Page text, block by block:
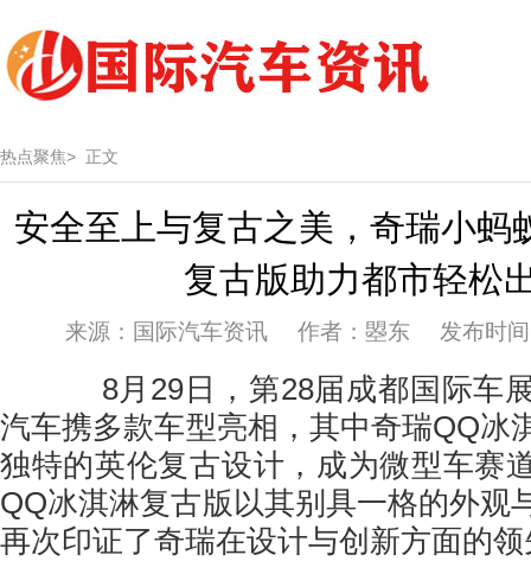
热点聚焦> 正文
安全至上与复古之美，奇瑞小蚂
复古版助力都市轻松
来源：国际汽车资讯 作者：曌东 发布时间
8月29日，第28届成都国际车
汽车携多款车型亮相，其中奇瑞QQ冰
独特的英伦复古设计，成为微型车赛
QQ冰淇淋复古版以其别具一格的外观
再次印证了奇瑞在设计与创新方面的